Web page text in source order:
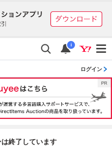
i
ログイン
終了しています